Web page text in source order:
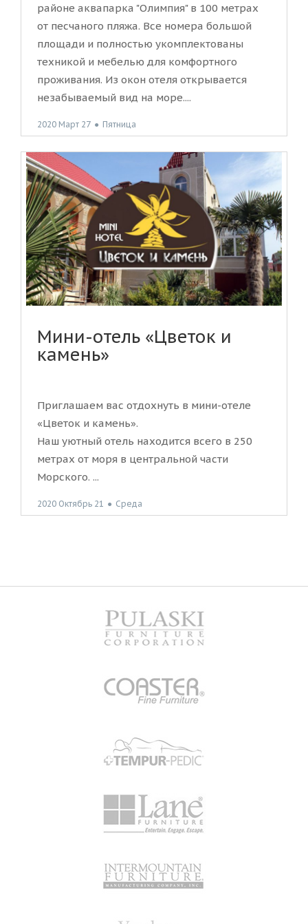
районе аквапарка "Олимпия" в 100 метрах
от песчаного пляжа. Все номера большой
площади и полностью укомплектованы
техникой и мебелью для комфортного
проживания. Из окон отеля открывается
незабываемый вид на море....
2020 Март 27 ● Пятница
Мини-отель «Цветок и
камень»
Приглашаем вас отдохнуть в мини-отеле
«Цветок и камень».
Наш уютный отель находится всего в 250
метрах от моря в центральной части
Морского. ...
2020 Октябрь 21 ● Среда